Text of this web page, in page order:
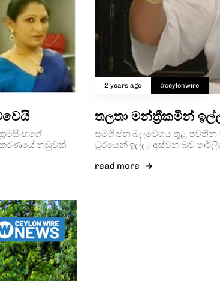
නඩුවක්
2 years ago #ceylonwire
තලතා මන්ත්‍රීකමින්
සමගි ජන බලවේගය තුළ පවතින
ධූරයෙන් ඉල්ලා අස්වන බව
read more